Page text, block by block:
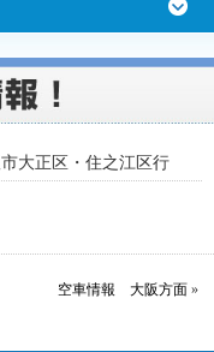
大正区・住之江区行
空車情報 大阪方面 »